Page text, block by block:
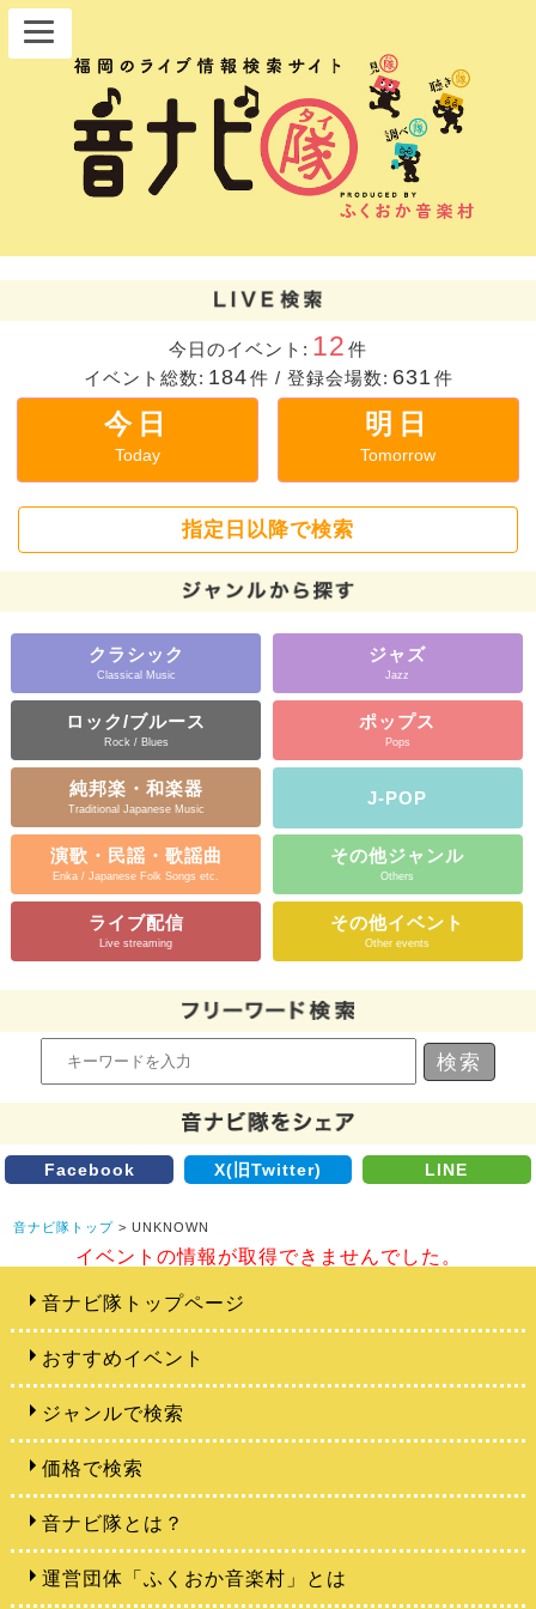
今日のイベント: 12 件
イベント総数: 184件 / 登録会場数: 631 件
今日
Today
明日
Tomorrow
指定日以降で検索
クラシック
Classical Music
ジャズ
Jazz
ロック/ブルース
Rock / Blues
ポップス
Pops
純邦楽・和楽器
Traditional Japanese Music
J-POP
演歌・民謡・歌謡曲
Enka / Japanese Folk Songs etc.
その他ジャンル
Others
ライブ配信
Live streaming
その他イベント
Other events
Facebook X(旧Twitter) LINE
音ナビ隊トップ > UNKNOWN
イベントの情報が取得できませんでした。
音ナビ隊トップページ
おすすめイベント
ジャンルで検索
価格で検索
音ナビ隊とは？
運営団体「ふくおか音楽村」とは